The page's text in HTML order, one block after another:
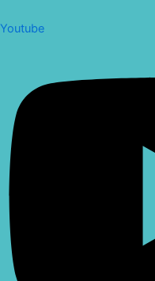
Youtube